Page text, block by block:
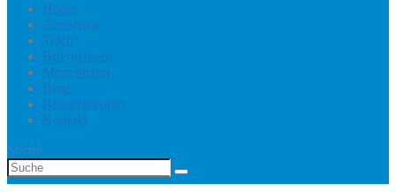
Home
Aquaristik
Teich
Briefmarken
Modellbahn
Blog
Benutzerkonto
Kontakt
Suche